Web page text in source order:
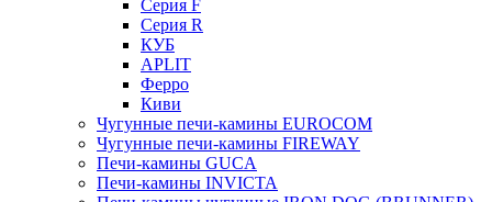
Серия F
Серия R
КУБ
APLIT
Ферро
Киви
Чугунные печи-камины EUROCOM
Чугунные печи-камины FIREWAY
Печи-камины GUCA
Печи-камины INVICTA